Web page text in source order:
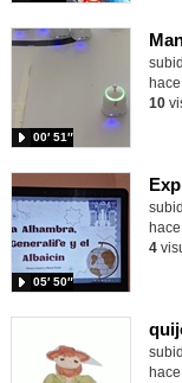
00′ 51″
10
05′ 50″
4